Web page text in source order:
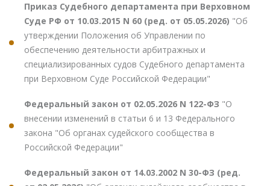
Приказ Судебного департамента при Верховном
Суде РФ от 10.03.2015 N 60 (ред. от 05.05.2026) "Об
утверждении Положения об Управлении по
обеспечению деятельности арбитражных и
специализированных судов Судебного департамента
при Верховном Суде Российской Федерации"
Федеральный закон от 02.05.2026 N 122-ФЗ "О
внесении изменений в статьи 6 и 13 Федерального
закона "Об органах судейского сообщества в
Российской Федерации"
Федеральный закон от 14.03.2002 N 30-ФЗ (ред.